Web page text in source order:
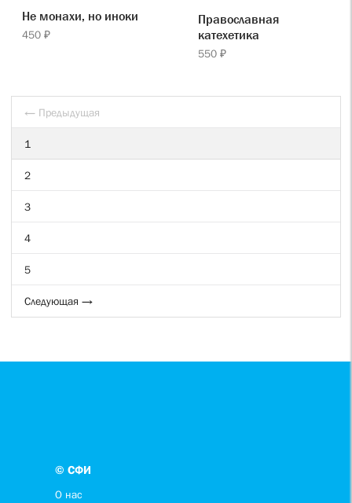
Не монахи, но иноки
450 ₽
Православная
катехетика
550 ₽
← Предыдущая
1
2
3
4
5
Следующая →
© СФИ
О нас